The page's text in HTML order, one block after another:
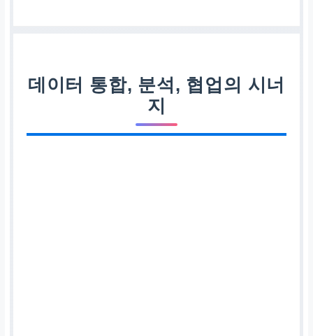
데이터 통합, 분석, 협업의 시너
지